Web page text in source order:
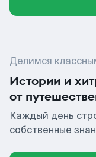
Делимся
Истории и
от
Каждый день
собственные